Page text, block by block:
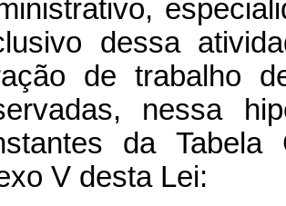
dessa
de trabalho
nessa
da
V desta Lei: